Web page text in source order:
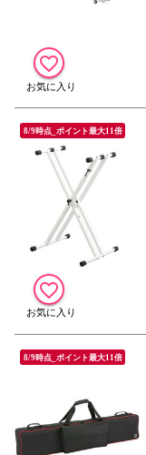
8/9時点_ポイント最大11倍
8/9時点_ポイント最大11倍